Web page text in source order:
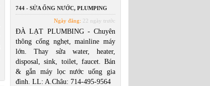
744 - SỬA ỐNG NƯỚC, PLUMPING
Ngày đăng: 22 ngày trước
ĐÀ LẠT PLUMBING - Chuyên
thông cống nghẹt, mainline máy
lớn. Thay sửa water, heater,
disposal, sink, toilet, faucet. Bán
& gắn máy lọc nước uống gia
đình. LL: A.Châu: 714-495-9564